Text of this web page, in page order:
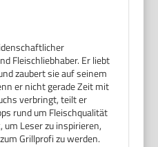
Fleischliebhaber. Er liebt
zaubert sie auf seinem
er nicht gerade Zeit mit
verbringt, teilt er
rund um Fleischqualität
um Leser zu inspirieren,
Grillprofi zu werden.